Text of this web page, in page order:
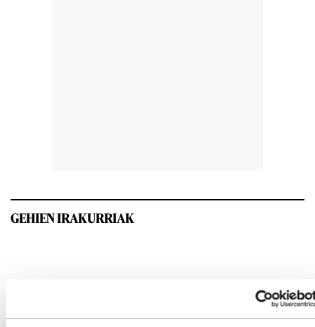
GEHIEN IRAKURRIAK